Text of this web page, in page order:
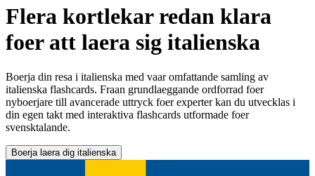
Flera kortlekar redan klara
foer att laera sig italienska
Boerja din resa i italienska med vaar omfattande samling av
italienska flashcards. Fraan grundlaeggande ordforrad foer
nyboerjare till avancerade uttryck foer experter kan du utvecklas i
din egen takt med interaktiva flashcards utformade foer
svensktalande.
Boerja laera dig italienska